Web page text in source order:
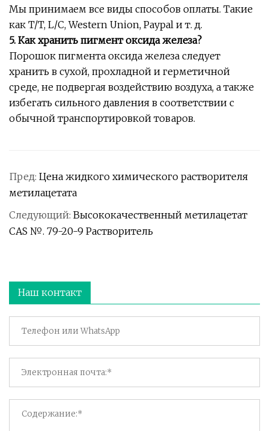
Мы принимаем все виды способов оплаты. Такие
как T/T, L/C, Western Union, Paypal и т. д.
5. Как хранить пигмент оксида железа?
Порошок пигмента оксида железа следует
хранить в сухой, прохладной и герметичной
среде, не подвергая воздействию воздуха, а также
избегать сильного давления в соответствии с
обычной транспортировкой товаров.
Пред: Цена жидкого химического растворителя
метилацетата
Следующий: Высококачественный метилацетат
CAS №. 79-20-9 Растворитель
Наш контакт